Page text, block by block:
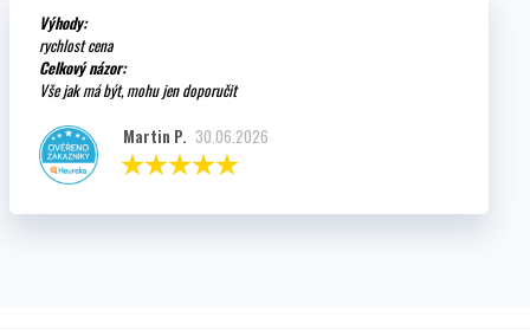
Výhody:
rychlost cena
Celkový názor:
Vše jak má být, mohu jen doporučit
Martin P. 30.06.2026